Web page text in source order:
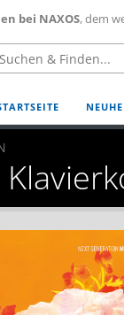
bei NAXOS, dem